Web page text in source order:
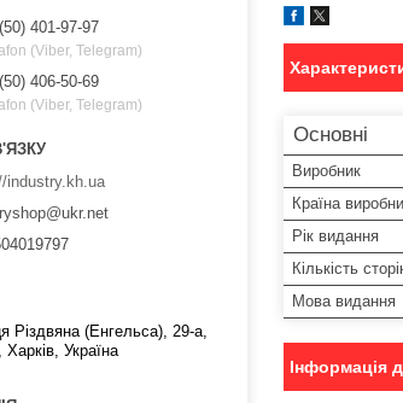
Основні
Виробник
Країна
Рік видання
Кількість
Мова видання
Інформація
401-97-97
(Viber, Telegram)
406-50-69
(Viber, Telegram)
industry.kh.ua
Різдвяна (Енгельса), 29-а,
Україна